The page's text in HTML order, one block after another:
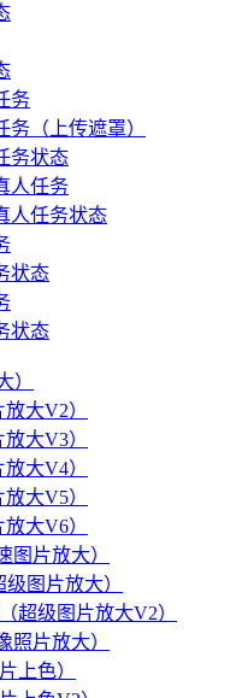
务
（上传遮罩）
务状态
人任务
人任务状态
状态
状态
）
大V2）
大V3）
大V4）
大V5）
大V6）
图片放大）
级图片放大）
超级图片放大V2）
照片放大）
上色）